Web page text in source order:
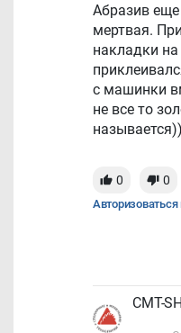
Абразив
мертвая.
накладки
с машинки
не все то
называется))
0 0
Авторизоваться
CMT-